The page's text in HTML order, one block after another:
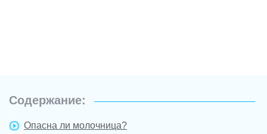
Содержание:
Опасна ли молочница?